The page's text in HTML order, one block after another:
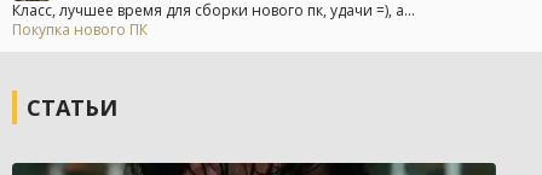
Класс, лучшее время для сборки нового пк, удачи =), а...
Покупка нового ПК
СТАТЬИ